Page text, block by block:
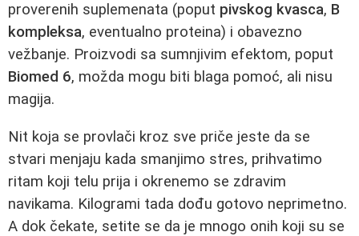
proverenih suplemenata (poput pivskog kvasca, B
kompleksa, eventualno proteina) i obavezno
vežbanje. Proizvodi sa sumnjivim efektom, poput
Biomed 6, možda mogu biti blaga pomoć, ali nisu
magija.
Nit koja se provlači kroz sve priče jeste da se
stvari menjaju kada smanjimo stres, prihvatimo
ritam koji telu prija i okrenemo se zdravim
navikama. Kilogrami tada dođu gotovo neprimetno.
A dok čekate, setite se da je mnogo onih koji su se